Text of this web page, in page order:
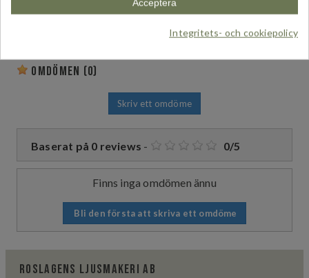
Omdömen (0)
Skriv ett omdöme
Baserat på 0 reviews - 0/5
Finns inga omdömen ännu
Bli den första att skriva ett omdöme
Roslagens ljusmakeri AB
Acceptera
Integritets- och cookiepolicy